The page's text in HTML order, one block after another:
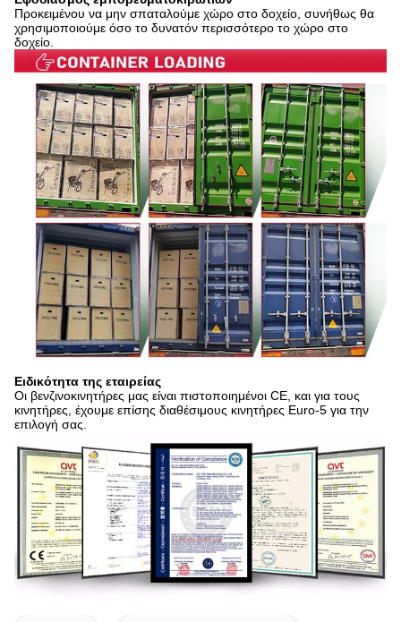
Προκειμένου να μην σπαταλούμε χώρο στο δοχείο, συνήθως θα
χρησιμοποιούμε όσο το δυνατόν περισσότερο το χώρο στο
δοχείο.
Ειδικότητα της εταιρείας
Οι βενζινοκινητήρες μας είναι πιστοποιημένοι CE, και για τους
κινητήρες, έχουμε επίσης διαθέσιμους κινητήρες Euro-5 για την
επιλογή σας.